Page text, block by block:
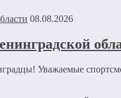
08.08.2026
Уважаемые